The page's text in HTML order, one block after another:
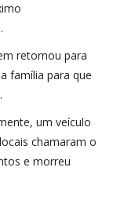
.
retornou para
família para que
um veículo
chamaram o
e morreu